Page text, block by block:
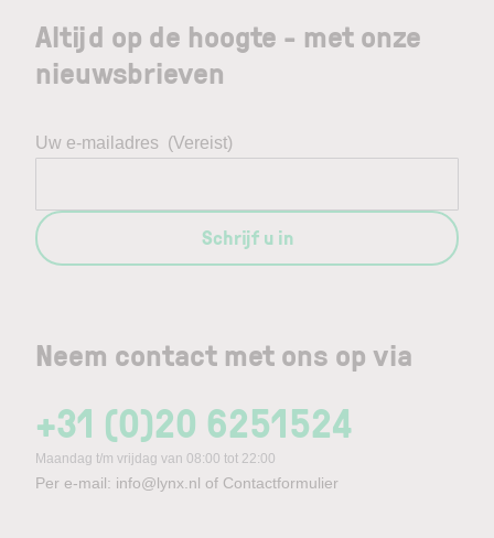
Neem contact met ons op via
+31 (0)20 6251524
Maandag t/m vrijdag van 08:00 tot 22:00
Per e-mail: info@lynx.nl of Contactformulier
Altijd op de hoogte - met onze
nieuwsbrieven
Uw e-mailadres (Vereist)
Schrijf u in